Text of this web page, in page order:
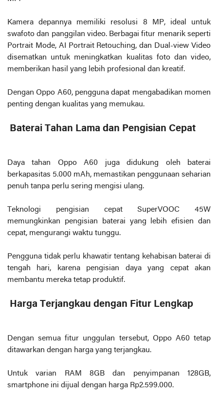
Kamera depannya memiliki resolusi 8 MP, ideal untuk
swafoto dan panggilan video. Berbagai fitur menarik seperti
Portrait Mode, AI Portrait Retouching, dan Dual-view Video
disematkan untuk meningkatkan kualitas foto dan video,
memberikan hasil yang lebih profesional dan kreatif.
Dengan Oppo A60, pengguna dapat mengabadikan momen
penting dengan kualitas yang memukau.
Baterai Tahan Lama dan Pengisian Cepat
Daya tahan Oppo A60 juga didukung oleh baterai
berkapasitas 5.000 mAh, memastikan penggunaan seharian
penuh tanpa perlu sering mengisi ulang.
Teknologi pengisian cepat SuperVOOC 45W
memungkinkan pengisian baterai yang lebih efisien dan
cepat, mengurangi waktu tunggu.
Pengguna tidak perlu khawatir tentang kehabisan baterai di
tengah hari, karena pengisian daya yang cepat akan
membantu mereka tetap produktif.
Harga Terjangkau dengan Fitur Lengkap
Dengan semua fitur unggulan tersebut, Oppo A60 tetap
ditawarkan dengan harga yang terjangkau.
Untuk varian RAM 8GB dan penyimpanan 128GB,
smartphone ini dijual dengan harga Rp2.599.000.